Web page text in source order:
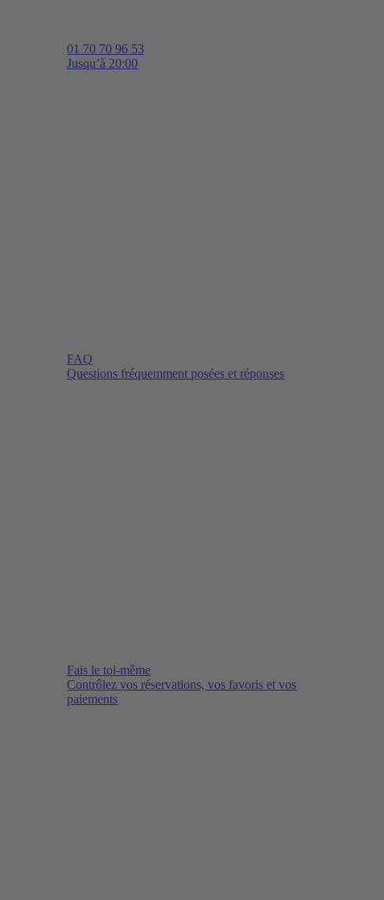
01 70 70 96 53
Jusqu’à 20:00
FAQ
Questions fréquemment posées et réponses
Fais le toi-même
Contrôlez vos réservations, vos favoris et vos
paiements